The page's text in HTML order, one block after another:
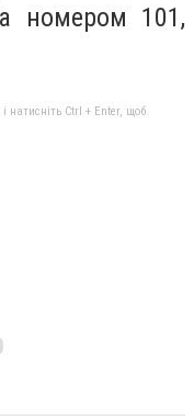
номером 101,
натисніть Ctrl + Enter, щоб